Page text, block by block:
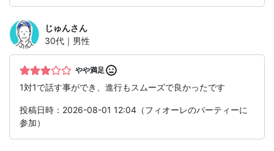
じゅんさん
30代｜男性
やや満足
1対1で話す事ができ、進行もスムーズで良かったです
投稿日時：2026-08-01 12:04（フィオーレのパーティーに
参加）